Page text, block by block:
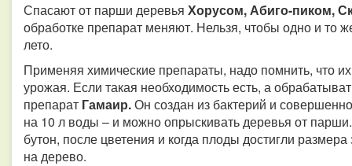
Спасают от парши деревья Хорусом, Абиго-пиком,
обработке препарат меняют. Нельзя, чтобы одно и то
лето.
Применяя химические препараты, надо помнить, что
урожая. Если такая необходимость есть, а
препарат Гамаир.Он создан из бактерий и
на 10 л воды – и можно опрыскивать деревья от
бутон, после цветения и когда плоды достигли
на дерево.